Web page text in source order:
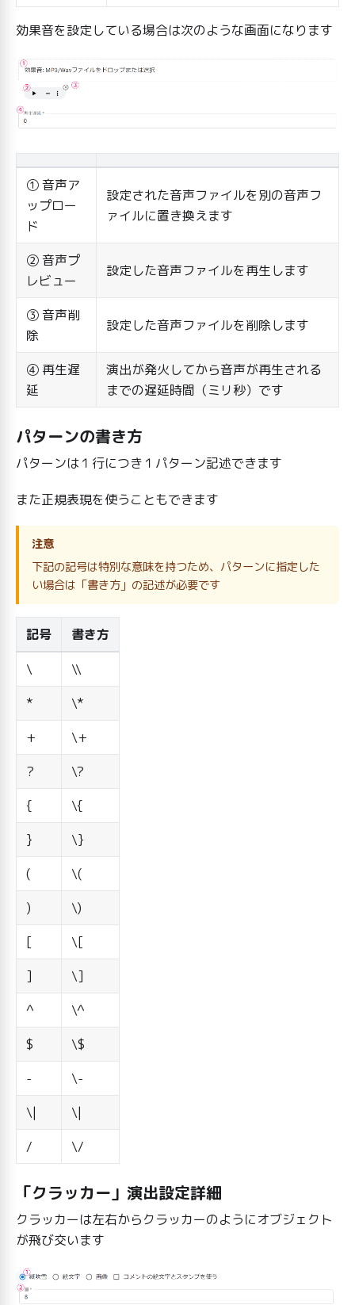
効果音を設定している場合は次のような画面になります
① 音声ア
ップロー
ド
設定された音声ファイルを別の音声フ
ァイルに置き換えます
② 音声プ
レビュー
設定した音声ファイルを再生します
③ 音声削
除
設定した音声ファイルを削除します
④ 再生遅
延
演出が発火してから音声が再生される
までの遅延時間（ミリ秒）です
パターンの書き方
パターンは１行につき１パターン記述できます
また正規表現を使うこともできます
注意
下記の記号は特別な意味を持つため、パターンに指定した
い場合は「書き方」の記述が必要です
記号
書き方
\
\\
*
\*
+
\+
?
\?
{
\{
}
\}
(
\(
)
\)
[
\[
]
\]
^
\^
$
\$
-
\-
\|
\|
/
\/
「クラッカー」演出設定詳細
クラッカーは左右からクラッカーのようにオブジェクト
が飛び交います